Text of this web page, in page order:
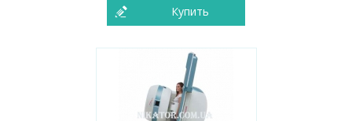
Купить